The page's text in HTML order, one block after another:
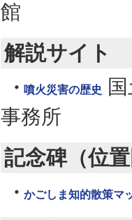
館
解説サイト
噴火災害の歴史
事務所
記念碑（位
かごしま知的散策マ